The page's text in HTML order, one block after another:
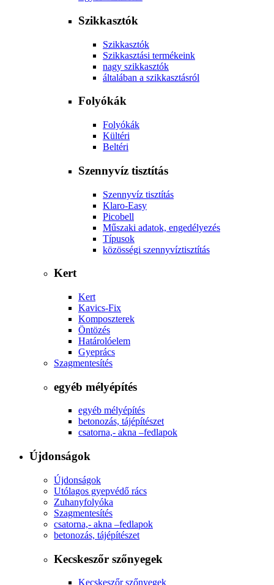
Szikkasztók
Szikkasztók
Szikkasztási termékeink
nagy szikkasztók
általában a szikkasztásról
Folyókák
Folyókák
Kültéri
Beltéri
Szennyvíz tisztítás
Szennyvíz tisztítás
Klaro-Easy
Picobell
Műszaki adatok, engedélyezés
Típusok
közösségi szennyvíztisztítás
Kert
Kert
Kavics-Fix
Komposzterek
Öntözés
Határolóelem
Gyeprács
Szagmentesítés
egyéb mélyépítés
egyéb mélyépítés
betonozás, tájépítészet
csatorna,- akna –fedlapok
Újdonságok
Újdonságok
Utólagos gyepvédő rács
Zuhanyfolyóka
Szagmentesítés
csatorna,- akna –fedlapok
betonozás, tájépítészet
Kecskeszőr szőnyegek
Kecskeszőr szőnyegek